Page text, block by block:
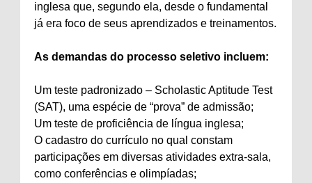
inglesa que, segundo ela, desde o fundamental
já era foco de seus aprendizados e treinamentos.
As demandas do processo seletivo incluem:
Um teste padronizado – Scholastic Aptitude Test
(SAT), uma espécie de “prova” de admissão;
Um teste de proficiência de língua inglesa;
O cadastro do currículo no qual constam
participações em diversas atividades extra-sala,
como conferências e olimpíadas;